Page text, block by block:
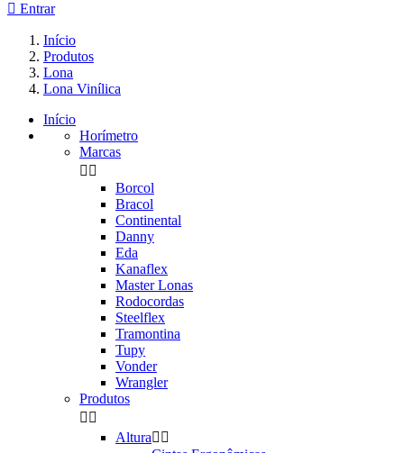
 Entrar
Início
Produtos
Lona
Lona Vinílica
Início
Horímetro
Marcas
 
Borcol
Bracol
Continental
Danny
Eda
Kanaflex
Master Lonas
Rodocordas
Steelflex
Tramontina
Tupy
Vonder
Wrangler
Produtos
 
Altura 